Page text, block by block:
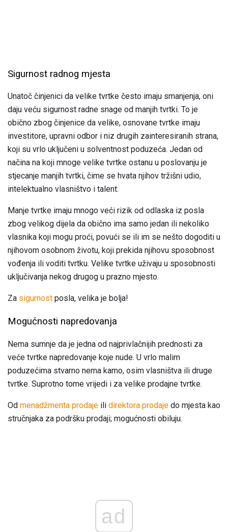
Sigurnost radnog mjesta
Unatoč činjenici da velike tvrtke često imaju smanjenja, oni
daju veću sigurnost radne snage od manjih tvrtki. To je
obično zbog činjenice da velike, osnovane tvrtke imaju
investitore, upravni odbor i niz drugih zainteresiranih strana,
koji su vrlo uključeni u solventnost poduzeća. Jedan od
načina na koji mnoge velike tvrtke ostanu u poslovanju je
stjecanje manjih tvrtki, čime se hvata njihov tržišni udio,
intelektualno vlasništvo i talent.
Manje tvrtke imaju mnogo veći rizik od odlaska iz posla
zbog velikog dijela da obično ima samo jedan ili nekoliko
vlasnika koji mogu proći, povući se ili im se nešto dogoditi u
njihovom osobnom životu, koji prekida njihovu sposobnost
vođenja ili voditi tvrtku. Velike tvrtke uživaju u sposobnosti
uključivanja nekog drugog u prazno mjesto.
Za sigurnost posla, velika je bolja!
Mogućnosti napredovanja
Nema sumnje da je jedna od najprivlačnijih prednosti za
veće tvrtke napredovanje koje nude. U vrlo malim
poduzećima stvarno nema kamo, osim vlasništva ili druge
tvrtke. Suprotno tome vrijedi i za velike prodajne tvrtke.
Od menadžmenta prodaje ili direktora prodaje do mjesta kao
stručnjaka za podršku prodaji; mogućnosti obiluju.
ad